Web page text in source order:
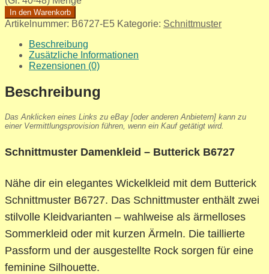
In den Warenkorb
Artikelnummer: B6727-E5 Kategorie: Schnittmuster
Beschreibung
Zusätzliche Informationen
Rezensionen (0)
Beschreibung
Das Anklicken eines Links zu eBay [oder anderen Anbietern] kann zu
einer Vermittlungsprovision führen, wenn ein Kauf getätigt wird.
Schnittmuster Damenkleid – Butterick B6727
Nähe dir ein elegantes Wickelkleid mit dem Butterick
Schnittmuster B6727. Das Schnittmuster enthält zwei
stilvolle Kleidvarianten – wahlweise als ärmelloses
Sommerkleid oder mit kurzen Ärmeln. Die taillierte
Passform und der ausgestellte Rock sorgen für eine
feminine Silhouette.